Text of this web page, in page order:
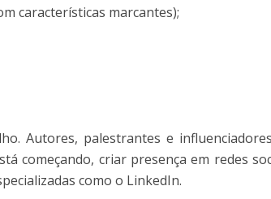
características marcantes);
Autores, palestrantes e
começando, criar presença em redes
como o LinkedIn.